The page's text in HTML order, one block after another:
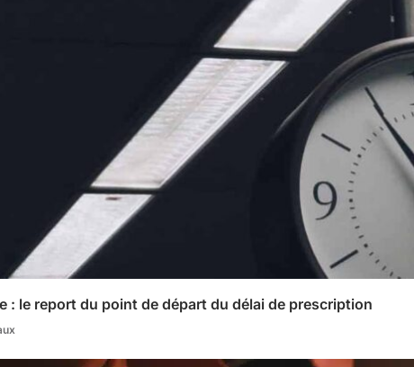
: le report du point de départ du délai de prescription